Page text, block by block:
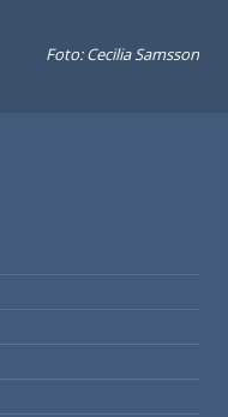
Foto: Cecilia Samsson